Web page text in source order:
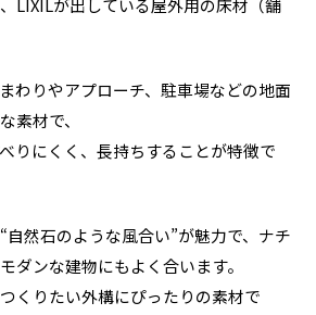
わりやアプローチ、駐車場などの地面
素材で、
りにくく、長持ちすることが特徴で
自然石のような風合い”が魅力で、ナチ
ダンな建物にもよく合います。
くりたい外構にぴったりの素材で